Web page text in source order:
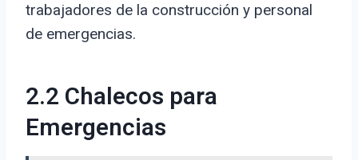
trabajadores de la construcción y personal
de emergencias.
2.2 Chalecos para
Emergencias